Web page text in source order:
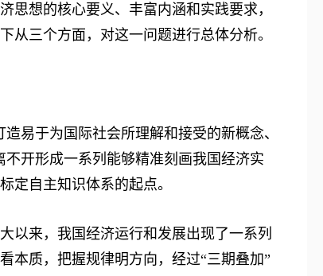
思想的核心要义、丰富内涵和实践要求，
从三个方面，对这一问题进行总体分析。
于为国际社会所理解和接受的新概念、
开形成一系列能够精准刻画我国经济实
定自主知识体系的起点。
来，我国经济运行和发展出现了一系列
本质，把握规律明方向，经过“三期叠加”